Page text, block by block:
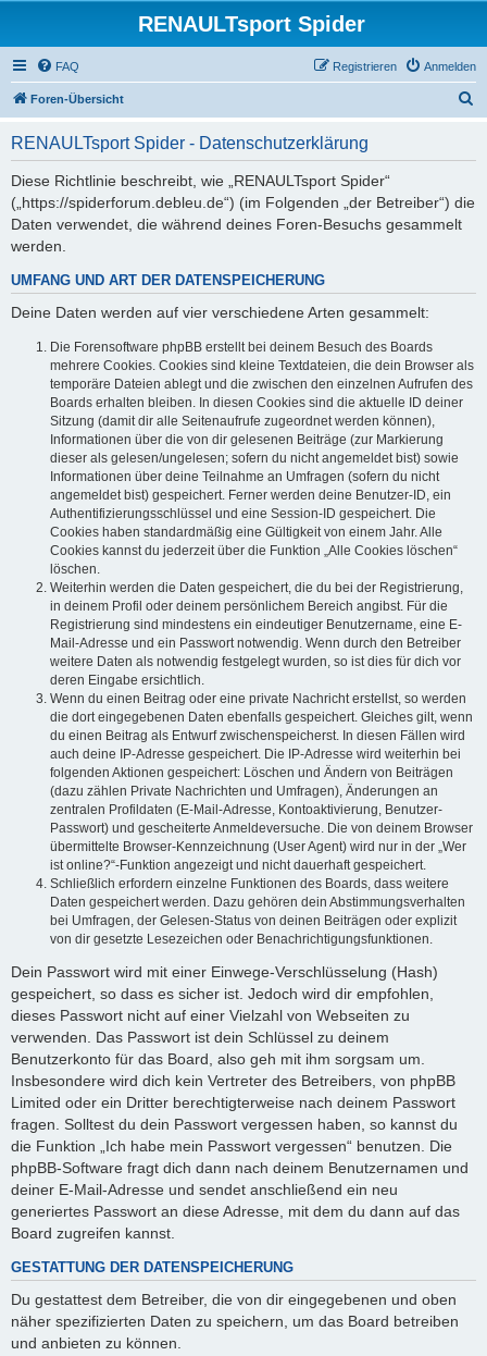
RENAULTsport Spider
FAQ Anmelden
Registrieren
Foren-Übersicht
RENAULTsport Spider - Datenschutzerklärung
Diese Richtlinie beschreibt, wie „RENAULTsport Spider“
(„https://spiderforum.debleu.de“) (im Folgenden „der Betreiber“) die
Daten verwendet, die während deines Foren-Besuchs gesammelt
werden.
UMFANG UND ART DER DATENSPEICHERUNG
Deine Daten werden auf vier verschiedene Arten gesammelt:
Die Forensoftware phpBB erstellt bei deinem Besuch des Boards
mehrere Cookies. Cookies sind kleine Textdateien, die dein Browser als
temporäre Dateien ablegt und die zwischen den einzelnen Aufrufen des
Boards erhalten bleiben. In diesen Cookies sind die aktuelle ID deiner
Sitzung (damit dir alle Seitenaufrufe zugeordnet werden können),
Informationen über die von dir gelesenen Beiträge (zur Markierung
dieser als gelesen/ungelesen; sofern du nicht angemeldet bist) sowie
Informationen über deine Teilnahme an Umfragen (sofern du nicht
angemeldet bist) gespeichert. Ferner werden deine Benutzer-ID, ein
Authentifizierungsschlüssel und eine Session-ID gespeichert. Die
Cookies haben standardmäßig eine Gültigkeit von einem Jahr. Alle
Cookies kannst du jederzeit über die Funktion „Alle Cookies löschen“
löschen.
Weiterhin werden die Daten gespeichert, die du bei der Registrierung,
in deinem Profil oder deinem persönlichem Bereich angibst. Für die
Registrierung sind mindestens ein eindeutiger Benutzername, eine E-
Mail-Adresse und ein Passwort notwendig. Wenn durch den Betreiber
weitere Daten als notwendig festgelegt wurden, so ist dies für dich vor
deren Eingabe ersichtlich.
Wenn du einen Beitrag oder eine private Nachricht erstellst, so werden
die dort eingegebenen Daten ebenfalls gespeichert. Gleiches gilt, wenn
du einen Beitrag als Entwurf zwischenspeicherst. In diesen Fällen wird
auch deine IP-Adresse gespeichert. Die IP-Adresse wird weiterhin bei
folgenden Aktionen gespeichert: Löschen und Ändern von Beiträgen
(dazu zählen Private Nachrichten und Umfragen), Änderungen an
zentralen Profildaten (E-Mail-Adresse, Kontoaktivierung, Benutzer-
Passwort) und gescheiterte Anmeldeversuche. Die von deinem Browser
übermittelte Browser-Kennzeichnung (User Agent) wird nur in der „Wer
ist online?“-Funktion angezeigt und nicht dauerhaft gespeichert.
Schließlich erfordern einzelne Funktionen des Boards, dass weitere
Daten gespeichert werden. Dazu gehören dein Abstimmungsverhalten
bei Umfragen, der Gelesen-Status von deinen Beiträgen oder explizit
von dir gesetzte Lesezeichen oder Benachrichtigungsfunktionen.
Dein Passwort wird mit einer Einwege-Verschlüsselung (Hash)
gespeichert, so dass es sicher ist. Jedoch wird dir empfohlen,
dieses Passwort nicht auf einer Vielzahl von Webseiten zu
verwenden. Das Passwort ist dein Schlüssel zu deinem
Benutzerkonto für das Board, also geh mit ihm sorgsam um.
Insbesondere wird dich kein Vertreter des Betreibers, von phpBB
Limited oder ein Dritter berechtigterweise nach deinem Passwort
fragen. Solltest du dein Passwort vergessen haben, so kannst du
die Funktion „Ich habe mein Passwort vergessen“ benutzen. Die
phpBB-Software fragt dich dann nach deinem Benutzernamen und
deiner E-Mail-Adresse und sendet anschließend ein neu
generiertes Passwort an diese Adresse, mit dem du dann auf das
Board zugreifen kannst.
GESTATTUNG DER DATENSPEICHERUNG
Du gestattest dem Betreiber, die von dir eingegebenen und oben
näher spezifizierten Daten zu speichern, um das Board betreiben
und anbieten zu können.